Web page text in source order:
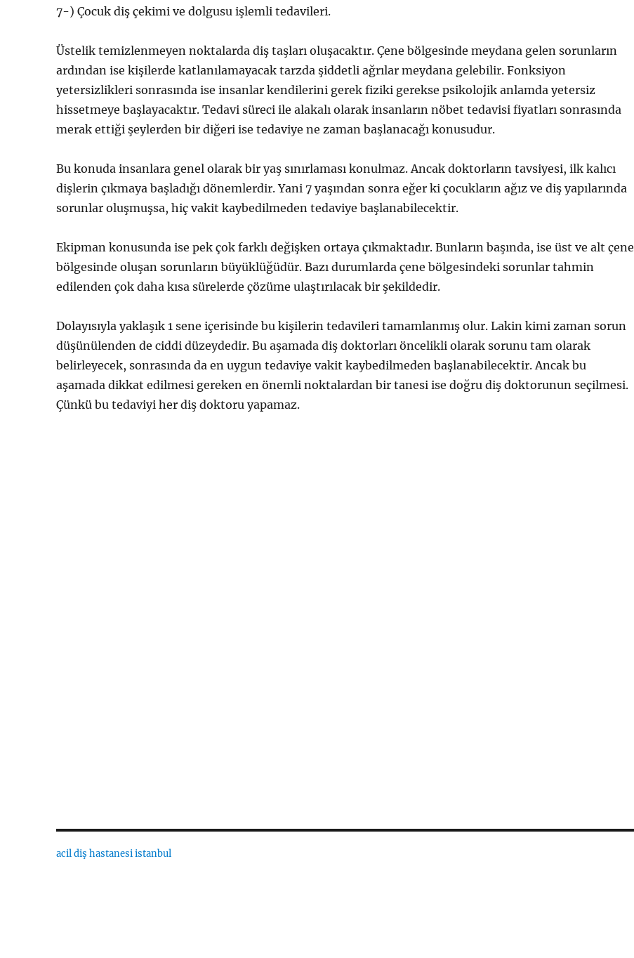
7-) Çocuk diş çekimi ve dolgusu işlemli tedavileri.
Üstelik temizlenmeyen noktalarda diş taşları oluşacaktır. Çene bölgesinde meydana gelen sorunların
ardından ise kişilerde katlanılamayacak tarzda şiddetli ağrılar meydana gelebilir. Fonksiyon
yetersizlikleri sonrasında ise insanlar kendilerini gerek fiziki gerekse psikolojik anlamda yetersiz
hissetmeye başlayacaktır. Tedavi süreci ile alakalı olarak insanların nöbet tedavisi fiyatları sonrasında
merak ettiği şeylerden bir diğeri ise tedaviye ne zaman başlanacağı konusudur.
Bu konuda insanlara genel olarak bir yaş sınırlaması konulmaz. Ancak doktorların tavsiyesi, ilk kalıcı
dişlerin çıkmaya başladığı dönemlerdir. Yani 7 yaşından sonra eğer ki çocukların ağız ve diş yapılarında
sorunlar oluşmuşsa, hiç vakit kaybedilmeden tedaviye başlanabilecektir.
Ekipman konusunda ise pek çok farklı değişken ortaya çıkmaktadır. Bunların başında, ise üst ve alt çene
bölgesinde oluşan sorunların büyüklüğüdür. Bazı durumlarda çene bölgesindeki sorunlar tahmin
edilenden çok daha kısa sürelerde çözüme ulaştırılacak bir şekildedir.
Dolayısıyla yaklaşık 1 sene içerisinde bu kişilerin tedavileri tamamlanmış olur. Lakin kimi zaman sorun
düşünülenden de ciddi düzeydedir. Bu aşamada diş doktorları öncelikli olarak sorunu tam olarak
belirleyecek, sonrasında da en uygun tedaviye vakit kaybedilmeden başlanabilecektir. Ancak bu
aşamada dikkat edilmesi gereken en önemli noktalardan bir tanesi ise doğru diş doktorunun seçilmesi.
Çünkü bu tedaviyi her diş doktoru yapamaz.
acil diş hastanesi istanbul